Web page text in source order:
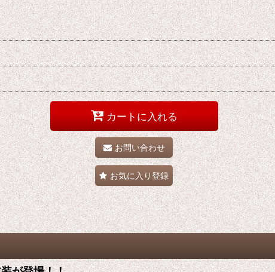
カートに入れる
お問い合わせ
お気に入り登録